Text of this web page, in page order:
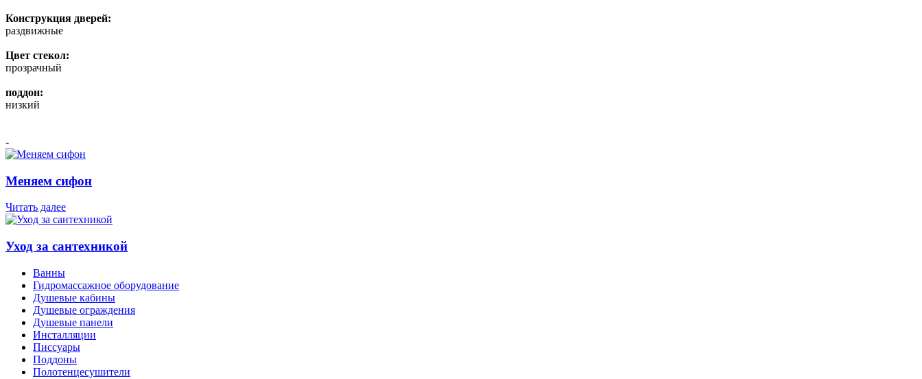
Конструкция дверей:
раздвижные
Цвет стекол:
прозрачный
поддон:
низкий
-
Меняем сифон
Читать далее
Уход за сантехникой
Ванны
Гидромассажное оборудование
Душевые кабины
Душевые ограждения
Душевые панели
Инсталляции
Писсуары
Поддоны
Полотенцесушители